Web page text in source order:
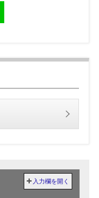
入力欄を開く